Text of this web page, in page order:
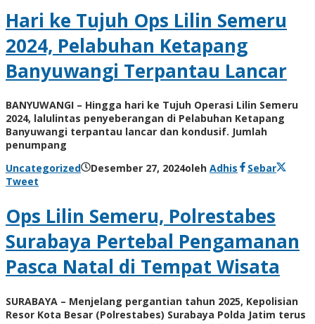
Hari ke Tujuh Ops Lilin Semeru
2024, Pelabuhan Ketapang
Banyuwangi Terpantau Lancar
BANYUWANGI – Hingga hari ke Tujuh Operasi Lilin Semeru
2024, lalulintas penyeberangan di Pelabuhan Ketapang
Banyuwangi terpantau lancar dan kondusif. Jumlah
penumpang
Uncategorized
Desember 27, 2024oleh Adhis
Sebar
Tweet
Ops Lilin Semeru, Polrestabes
Surabaya Pertebal Pengamanan
Pasca Natal di Tempat Wisata
SURABAYA – Menjelang pergantian tahun 2025, Kepolisian
Resor Kota Besar (Polrestabes) Surabaya Polda Jatim terus